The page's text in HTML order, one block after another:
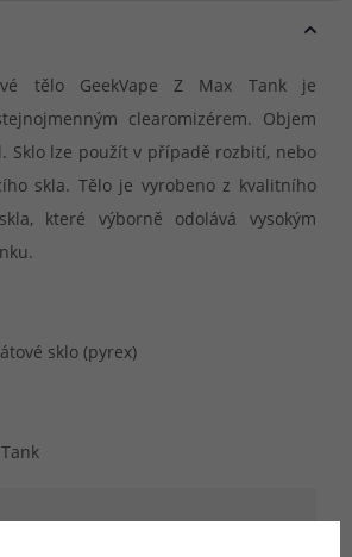
tělo GeekVape Z Max Tank je
clearomizérem. Objem
Sklo lze použít v případě rozbití, nebo
skla. Tělo je vyrobeno z kvalitního
které výborně odolává vysokým
sklo (pyrex)